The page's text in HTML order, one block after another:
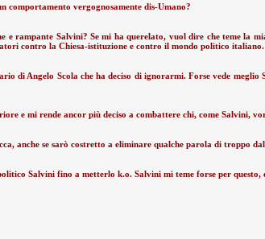
comportamento vergognosamente dis-Umano?
rampante Salvini? Se mi ha querelato, vuol dire che teme la
contro la Chiesa-istituzione e contro il mondo politico italiano.
di Angelo Scola che ha deciso di ignorarmi. Forse vede
e mi rende ancor più deciso a combattere chi, come Salvini,
anche se sarò costretto a eliminare qualche parola di troppo
Salvini fino a metterlo k.o. Salvini mi teme forse per questo,